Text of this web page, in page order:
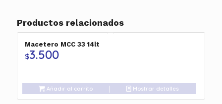
Productos relacionados
Macetero MCC 33 14lt
$3.500
Añadir al carrito Mostrar detalles